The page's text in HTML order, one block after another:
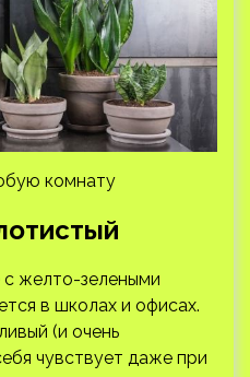
комнату
желто-зелеными
в школах и офисах.
(и очень
чувствует даже при